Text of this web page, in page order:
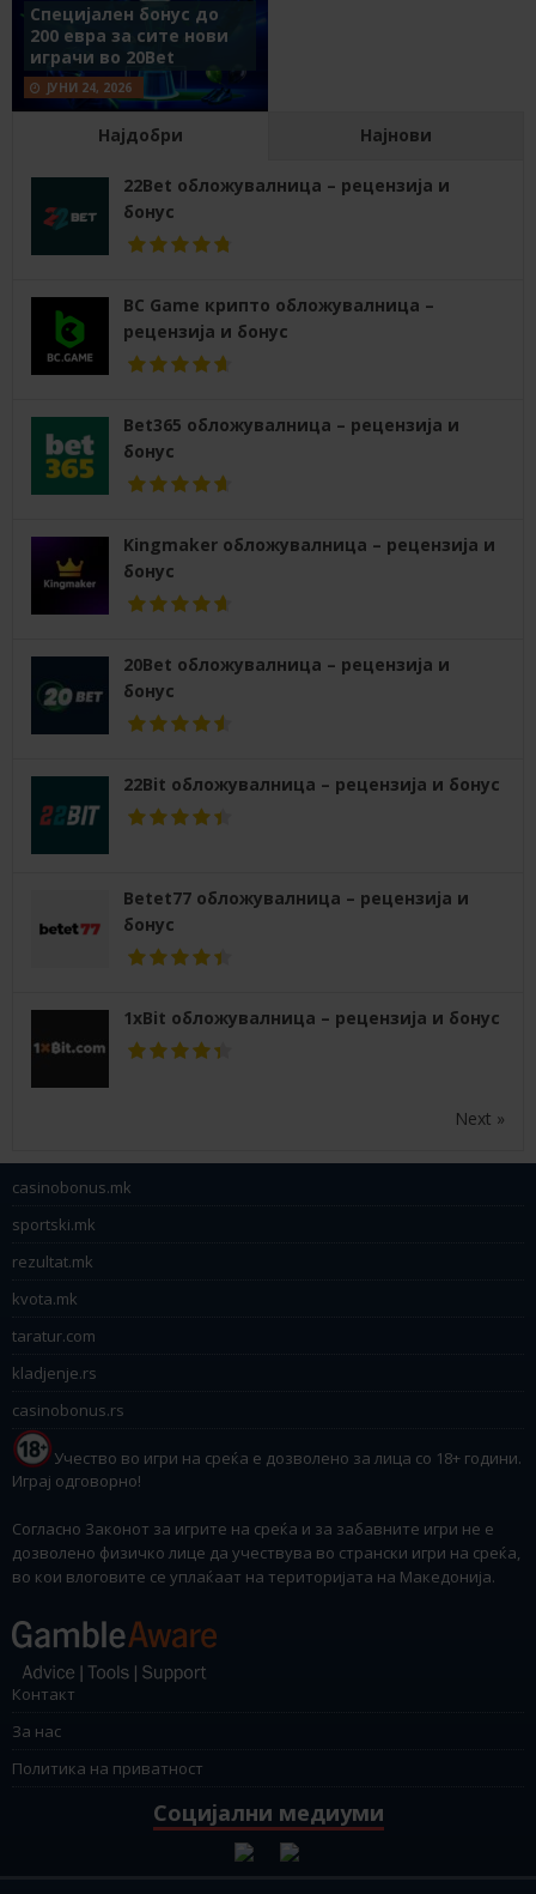
Специјален бонус до
200 евра за сите нови
играчи во 20Bet
ЈУНИ 24, 2026
Најдобри Најнови
22Bet обложувалница – рецензија и
бонус
BC Game крипто обложувалница –
рецензија и бонус
Bet365 обложувалница – рецензија и
бонус
Kingmaker обложувалница – рецензија и
бонус
20Bet обложувалница – рецензија и
бонус
22Bit обложувалница – рецензија и бонус
Betet77 обложувалница – рецензија и
бонус
1xBit обложувалница – рецензија и бонус
Next »
casinobonus.mk
sportski.mk
rezultat.mk
kvota.mk
taratur.com
kladjenje.rs
casinobonus.rs
Учество во игри на среќа е дозволено за лица со 18+ години.
Играј одговорно!
Согласно Законот за игрите на среќа и за забавните игри не е
дозволено физичко лице да учествува во странски игри на среќа,
во кои влоговите се уплаќаат на територијата на Македонија.
Контакт
За нас
Политика на приватност
Социјални медиуми